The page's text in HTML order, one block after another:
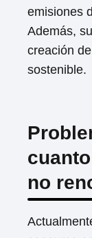
emisiones
Además,
creación
sostenible.
no